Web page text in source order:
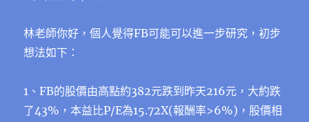
林老師你好，個人覺得FB可能可以進一步研究，初步
想法如下：
1、FB的股價由高點約382元跌到昨天216元，大約跌
了43%，本益比P/E為15.72X(報酬率>6%)，股價相